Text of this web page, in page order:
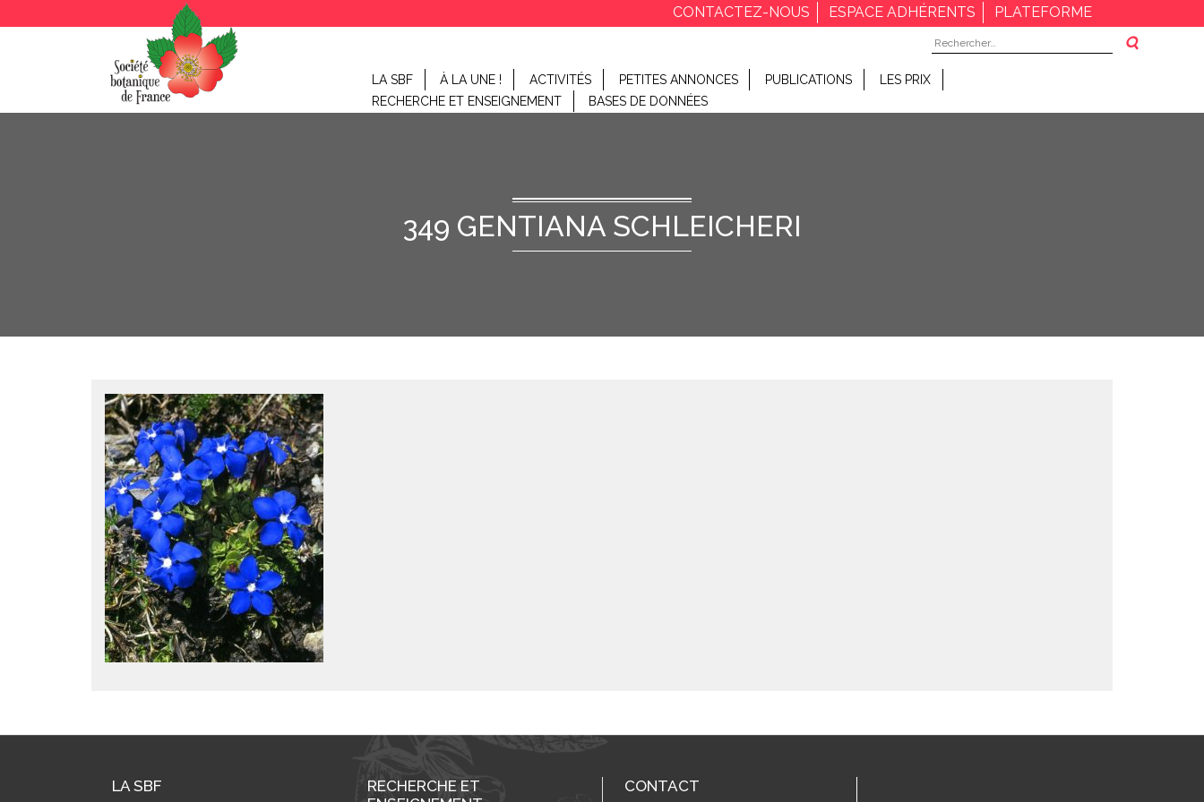
CONTACTEZ-NOUS ESPACE ADHÉRENTS
PLATEFORME
Rechercher :
LA SBF À LA UNE ! ACTIVITÉS PETITES ANNONCES PUBLICATIONS
LES PRIX
RECHERCHE ET ENSEIGNEMENT
BASES DE DONNÉES
349 GENTIANA SCHLEICHERI
LA SBF
RECHERCHE ET
CONTACT